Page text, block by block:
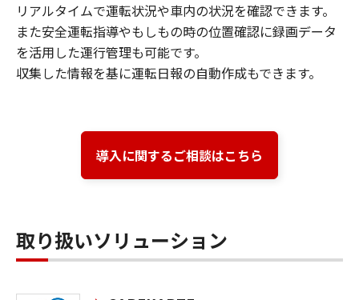
リアルタイムで運転状況や車内の状況を確認できます。
また安全運転指導やもしもの時の位置確認に録画データ
を活用した運行管理も可能です。
収集した情報を基に運転日報の自動作成もできます。
導入に関するご相談はこちら
取り扱いソリューション